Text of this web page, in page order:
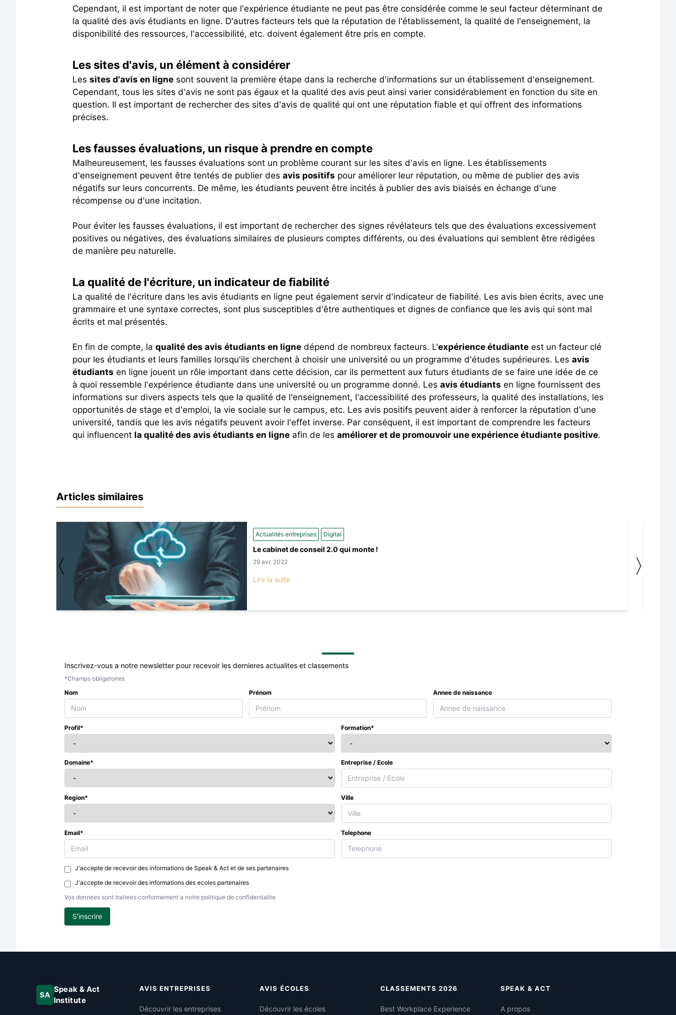
Cependant, il est important de noter que l'expérience étudiante ne peut pas être considérée comme le seul facteur déterminant de
la qualité des avis étudiants en ligne. D'autres facteurs tels que la réputation de l'établissement, la qualité de l'enseignement, la
disponibilité des ressources, l'accessibilité, etc. doivent également être pris en compte.
Les sites d'avis, un élément à considérer
Les sites d'avis en ligne sont souvent la première étape dans la recherche d'informations sur un établissement d'enseignement.
Cependant, tous les sites d'avis ne sont pas égaux et la qualité des avis peut ainsi varier considérablement en fonction du site en
question. Il est important de rechercher des sites d'avis de qualité qui ont une réputation fiable et qui offrent des informations
précises.
Les fausses évaluations, un risque à prendre en compte
Malheureusement, les fausses évaluations sont un problème courant sur les sites d'avis en ligne. Les établissements
d'enseignement peuvent être tentés de publier des avis positifs pour améliorer leur réputation, ou même de publier des avis
négatifs sur leurs concurrents. De même, les étudiants peuvent être incités à publier des avis biaisés en échange d'une
récompense ou d'une incitation.
Pour éviter les fausses évaluations, il est important de rechercher des signes révélateurs tels que des évaluations excessivement
positives ou négatives, des évaluations similaires de plusieurs comptes différents, ou des évaluations qui semblent être rédigées
de manière peu naturelle.
La qualité de l'écriture, un indicateur de fiabilité
La qualité de l'écriture dans les avis étudiants en ligne peut également servir d'indicateur de fiabilité. Les avis bien écrits, avec une
grammaire et une syntaxe correctes, sont plus susceptibles d'être authentiques et dignes de confiance que les avis qui sont mal
écrits et mal présentés.
En fin de compte, la qualité des avis étudiants en ligne dépend de nombreux facteurs. L'expérience étudiante est un facteur clé
pour les étudiants et leurs familles lorsqu'ils cherchent à choisir une université ou un programme d'études supérieures. Les avis
étudiants en ligne jouent un rôle important dans cette décision, car ils permettent aux futurs étudiants de se faire une idée de ce
à quoi ressemble l'expérience étudiante dans une université ou un programme donné. Les avis étudiants en ligne fournissent des
informations sur divers aspects tels que la qualité de l'enseignement, l'accessibilité des professeurs, la qualité des installations, les
opportunités de stage et d'emploi, la vie sociale sur le campus, etc. Les avis positifs peuvent aider à renforcer la réputation d'une
université, tandis que les avis négatifs peuvent avoir l'effet inverse. Par conséquent, il est important de comprendre les facteurs
qui influencent la qualité des avis étudiants en ligne afin de les améliorer et de promouvoir une expérience étudiante positive.
Articles similaires
Actualités entreprises Digital
Le cabinet de conseil 2.0 qui monte !
29 avr. 2022
Lire la suite
〈 〉
Inscrivez-vous a notre newsletter pour recevoir les dernieres actualites et classements
*Champs obligatoires
Nom
Prénom Annee de naissance
Profil* Formation*
Domaine* Entreprise / Ecole
Region* Ville
Email* Telephone
J'accepte de recevoir des informations de Speak & Act et de ses partenaires
J'accepte de recevoir des informations des ecoles partenaires
Vos donnees sont traitees conformement a notre politique de confidentialite
S'inscrire
SA
Speak & Act
Institute
AVIS ENTREPRISES
Découvrir les entreprises
AVIS ÉCOLES
Découvrir les écoles
CLASSEMENTS 2026
Best Workplace Experience
SPEAK & ACT
A propos